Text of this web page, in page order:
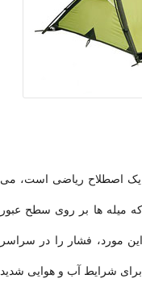
یک اصطلاح ریاضی است، می
میله ها بر روی سطح عبور
مورد، فشار را در سراسر
برای شرایط آب و هوایی شدید